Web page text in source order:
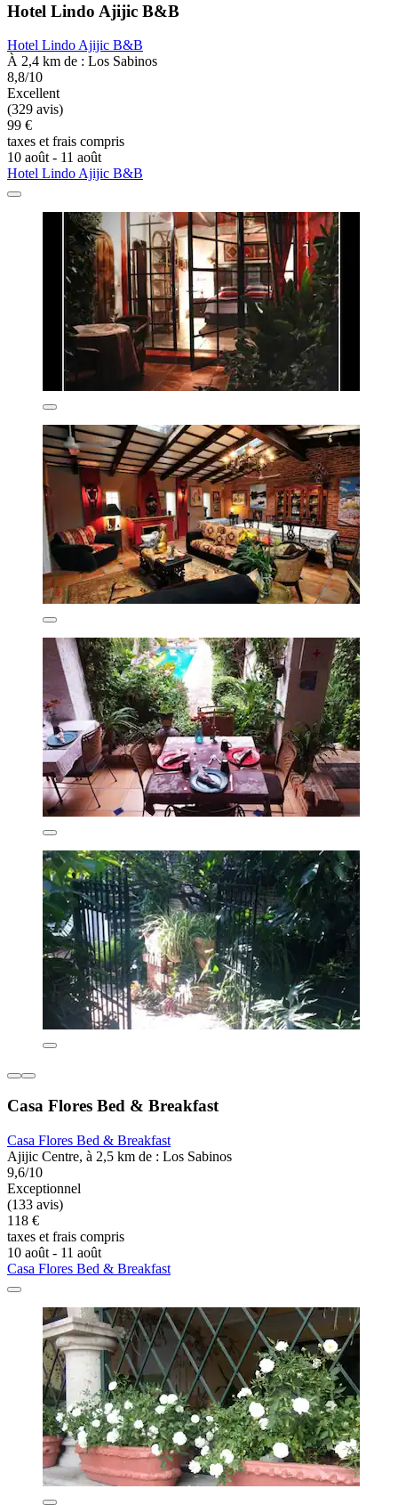
Hotel Lindo Ajijic B&B
Hotel Lindo Ajijic B&B
À 2,4 km de : Los Sabinos
8,8/10
Excellent
(329 avis)
99 €
taxes et frais compris
10 août - 11 août
Hotel Lindo Ajijic B&B
Casa Flores Bed & Breakfast
Casa Flores Bed & Breakfast
Ajijic Centre, à 2,5 km de : Los Sabinos
9,6/10
Exceptionnel
(133 avis)
118 €
taxes et frais compris
10 août - 11 août
Casa Flores Bed & Breakfast